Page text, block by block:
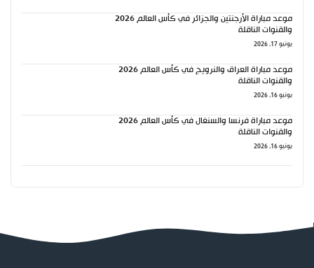
موعد مباراة الأرجنتين والجزائر في كأس العالم 2026
والقنوات الناقلة
يونيو 17, 2026
موعد مباراة العراق والنرويج في كأس العالم 2026
والقنوات الناقلة
يونيو 16, 2026
موعد مباراة فرنسا والسنغال في كأس العالم 2026
والقنوات الناقلة
يونيو 16, 2026